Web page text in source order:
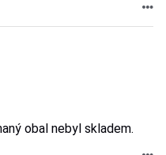
obal nebyl skladem.